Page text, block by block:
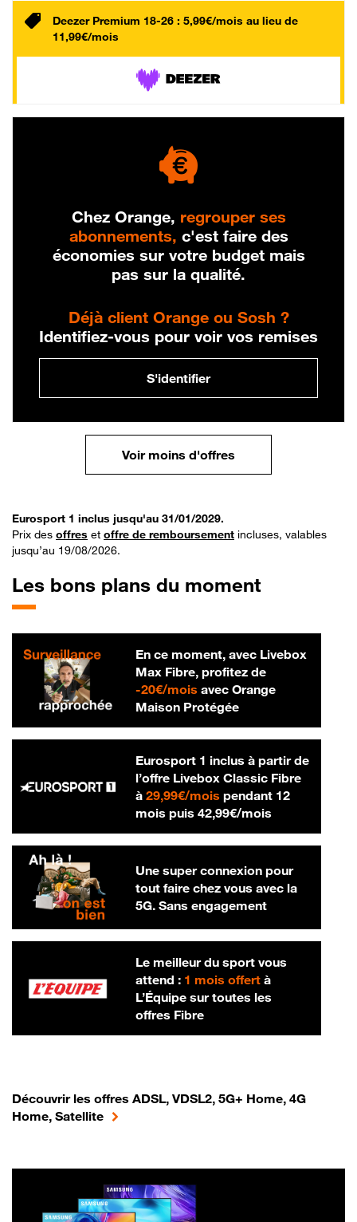
Deezer Premium 18-26 : 5,99€/mois au lieu de
11,99€/mois
Chez Orange, regrouper ses
abonnements, c'est faire des
économies sur votre budget mais
pas sur la qualité.
Déjà client Orange ou Sosh ?
Identifiez-vous pour voir vos remises
S'identifier
Voir moins d'offres
Eurosport 1 inclus jusqu'au 31/01/2029.
Prix des offres et offre de remboursement incluses, valables
jusqu’au 19/08/2026.
Les bons plans du moment
En ce moment, avec Livebox
Max Fibre, profitez de
-20€/mois20 € par mois
avec Orange
Maison Protégée
Eurosport 1 inclus à partir de
l’offre Livebox Classic Fibre
à 29,99€/mois29,99 € par mois
pendant 12
mois puis 42,99€/mois42,99 € par
Une super connexion pour
tout faire chez vous avec la
5G. Sans engagement
Le meilleur du sport vous
attend : 1 mois offertà
L’Équipe sur toutes les
offres Fibre
Découvrir les offres ADSL, VDSL2, 5G+ Home, 4G
Home, Satellite